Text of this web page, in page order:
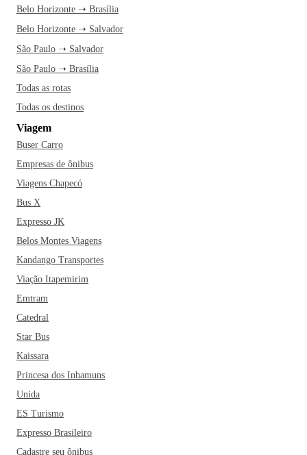
Belo Horizonte ➝ Brasília
Belo Horizonte ➝ Salvador
São Paulo ➝ Salvador
São Paulo ➝ Brasília
Todas as rotas
Todas os destinos
Viagem
Buser Carro
Empresas de ônibus
Viagens Chapecó
Bus X
Expresso JK
Belos Montes Viagens
Kandango Transportes
Viação Itapemirim
Emtram
Catedral
Star Bus
Kaissara
Princesa dos Inhamuns
Unida
ES Turismo
Expresso Brasileiro
Cadastre seu ônibus